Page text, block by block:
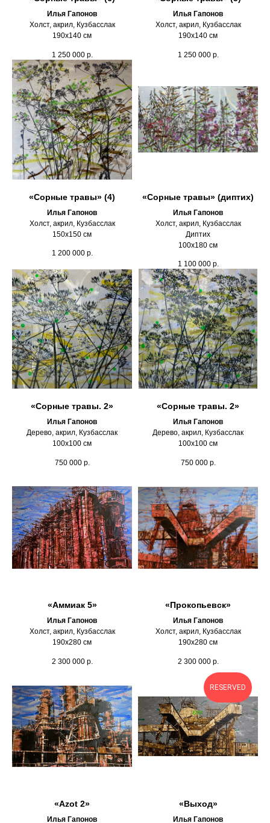
Илья Гапонов
Холст, акрил, Кузбасслак
190х140 см
1 250 000 р.
Илья Гапонов
Холст, акрил, Кузбасслак
190х140 см
1 250 000 р.
«Сорные травы» (4)
Илья Гапонов
Холст, акрил, Кузбасслак
150х150 см
1 200 000 р.
«Сорные травы» (диптих)
Илья Гапонов
Холст, акрил, Кузбасслак
Диптих
100х180 см
1 100 000 р.
«Сорные травы. 2»
Илья Гапонов
Дерево, акрил, Кузбасслак
100х100 см
750 000 р.
«Сорные травы. 2»
Илья Гапонов
Дерево, акрил, Кузбасслак
100х100 см
750 000 р.
«Аммиак 5»
Илья Гапонов
Холст, акрил, Кузбасслак
190х280 см
2 300 000 р.
«Прокопьевск»
Илья Гапонов
Холст, акрил, Кузбасслак
190х280 см
2 300 000 р.
«Azot 2»
Илья Гапонов
RESERVED
«Выход»
Илья Гапонов